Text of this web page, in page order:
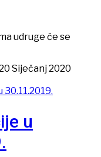
udruge će se
Siječanj 2020
u